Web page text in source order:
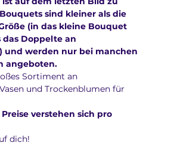
sind kleiner als die
(in das kleine Bouquet
das Doppelte an
und werden nur bei manchen
angeboten.
Sortiment an
und Trockenblumen für
verstehen sich pro
dich!